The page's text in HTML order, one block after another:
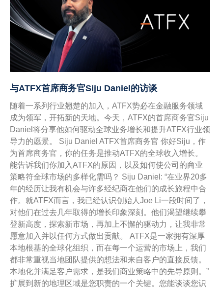
与ATFX首席商务官Siju Daniel的访谈
随着一系列行业翘楚的加入，ATFX势必在金融服务领域
成为领军，开拓新的天地。今天，ATFX的首席商务官Siju
Daniel将分享他如何驱动全球业务增长和提升ATFX行业领
导力的愿景。 Siju Daniel ATFX首席商务官 你好Siju，作
为首席商务官，你的任务是推动ATFX的全球收入增长。
能告诉我们你加入ATFX的原因，以及如何使公司的商业
策略符全球市场的多样化需吗？ Siju Daniel: “在业界20多
年的经历让我有机会与许多经纪商在他们的成长旅程中合
作。就ATFX而言，我已经认识创始人Joe Li一段时间了，
对他们在过去几年取得的增长印象深刻。他们渴望继续攀
登新高度，探索新市场，再加上不懈的驱动力，让我非常
愿意加入并以任何方式做出贡献。 ATFX是一家拥有深厚
本地根基的全球化组织，而在每一个运营的市场上，我们
都非常重视当地团队提供的想法和来自客户的直接反馈。
本地化并满足客户需求，是我们商业策略中的先导原则。”
扩展到新的地理区域是您职责的一个关键。您能谈谈您识